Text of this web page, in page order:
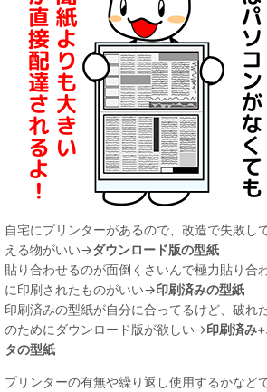
自宅にプリンターがあるので、改造で失敗し
える物がいい→ダウンロード版の型紙
貼り合わせるのが面倒くさいんで極力貼り合
に印刷されたものがいい→印刷済みの型紙
印刷済みの型紙が自分に合ってるけど、破れ
のためにダウンロード版が欲しい→印刷済み
タの型紙
プリンターの有無や繰り返し使用するかなど